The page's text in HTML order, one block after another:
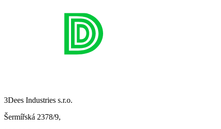
3Dees Industries s.r.o.
Šermířská 2378/9,